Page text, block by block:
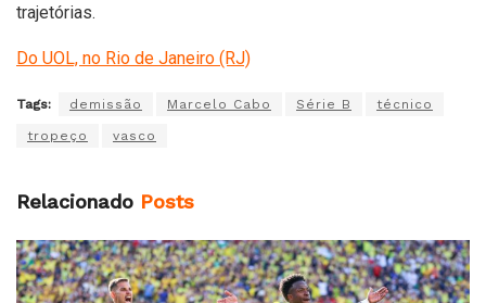
trajetórias.
Do UOL, no Rio de Janeiro (RJ)
Tags: demissão Marcelo Cabo Série B técnico
tropeço vasco
Relacionado Posts